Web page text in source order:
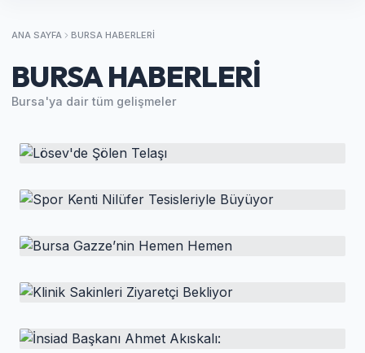
ANA SAYFA BURSA HABERLERI
BURSA HABERLERI
Bursa'ya dair tüm gelişmeler
Lösev'de Şölen Telaşı
dur durgu bilmeden sürüyor. Özbeöz Türkiye ’ayrıca
ailenin yüzü hazırlanan ziyafet kolileri tamamen
Spor Kenti Nilüfer Tesisleriyle Büyüyor
Bursa Gazze’nin Hemen Hemen
Klinik Sakinleri Ziyaretçi Bekliyor